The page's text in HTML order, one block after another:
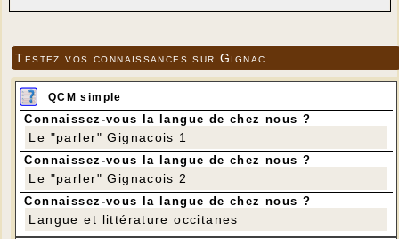
Testez vos connaissances sur Gignac
QCM simple
Connaissez-vous la langue de chez nous ?
Le "parler" Gignacois 1
Connaissez-vous la langue de chez nous ?
Le "parler" Gignacois 2
Connaissez-vous la langue de chez nous ?
Langue et littérature occitanes